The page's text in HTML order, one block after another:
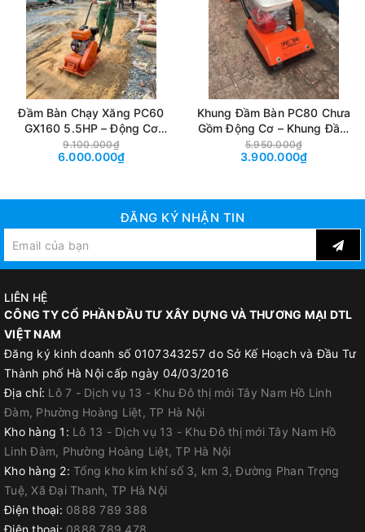
Đầm Bàn Chạy Xăng PC60
GX160 5.5HP – Động Cơ
Trung Quốc
9.100.000₫
6.000.000₫
Khung Đầm Bàn PC80 Chưa
Gồm Động Cơ – Khung Đầm
Nền
5.950.000₫
3.900.000₫
ĐĂNG KÝ NHẬN TIN
LIÊN HỆ
CÔNG TY CỔ PHẦN ĐẦU TƯ XÂY DỰNG VÀ THƯƠNG MẠI DTL
VIỆT NAM
Đăng ký kinh doanh số 0107343257 do Sở Kế Hoạch và Đầu Tư
Thành phố Hà Nội cấp ngày 04/03/2016
Địa chỉ: Lô 7 - Dịch vụ 13 - Khu Đô thị mới Tây Nam Hồ Linh
Đàm, Phường Hoàng Liệt, TP Hà Nội
Kho hàng 1: Lô 13 - Dịch vụ 13 - Khu Đô thị mới Tây Nam Hồ
Linh Đàm, Phường Hoàng Liệt, TP Hà Nội
Kho hàng 2: Tổng kho kim khí số 3, km 3, Đường Phan Trọng
Tuệ, Xã Đại Thanh, TP Hà Nội
Điện thoại: 0888 789 388